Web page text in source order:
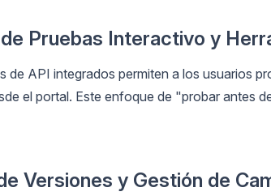
Pruebas Interactivo y
de API integrados permiten a los usuarios
el portal. Este enfoque de "probar antes
Versiones y Gestión de